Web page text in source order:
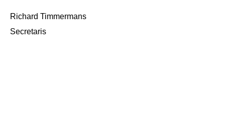
Richard Timmermans
Secretaris